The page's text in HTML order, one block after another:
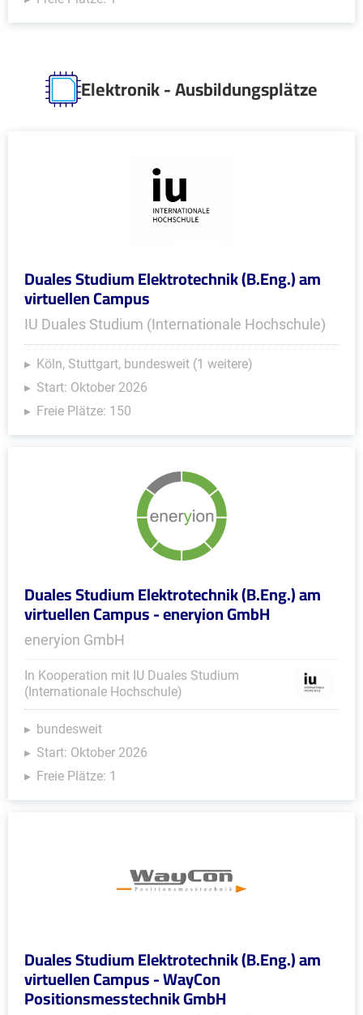
Elektronik - Ausbildungsplätze
Duales Studium Elektrotechnik (B.Eng.) am
virtuellen Campus
IU Duales Studium (Internationale Hochschule)
Köln, Stuttgart, bundesweit (1 weitere)
Start: Oktober 2026
Freie Plätze: 150
Duales Studium Elektrotechnik (B.Eng.) am
virtuellen Campus - eneryion GmbH
eneryion GmbH
In Kooperation mit IU Duales Studium
(Internationale Hochschule)
bundesweit
Start: Oktober 2026
Freie Plätze: 1
Duales Studium Elektrotechnik (B.Eng.) am
virtuellen Campus - WayCon
Positionsmesstechnik GmbH